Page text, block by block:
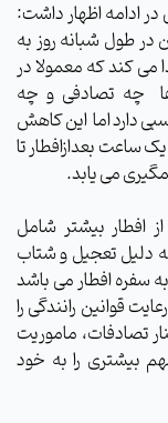
ادامه اظهار داشت:
مبارک رمضان در طول شبانه روز به
می کند که معمولا در
چه تصادفی و چه
دارد اما این کاهش
حدود یک ساعت بعدازافطار تا
می یابد.
افطار بیشتر شامل
دلیل تعجیل و شتاب
سفره افطار می باشد
قوانین رانندگی را
تصادفات، ماموریت
بیشتری را به خود